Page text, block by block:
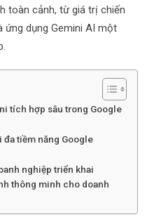
toàn cảnh, từ giá trị chiến
ứng dụng Gemini AI một
tích hợp sâu trong Google
đa tiềm năng Google
nghiệp triển khai
thông minh cho doanh